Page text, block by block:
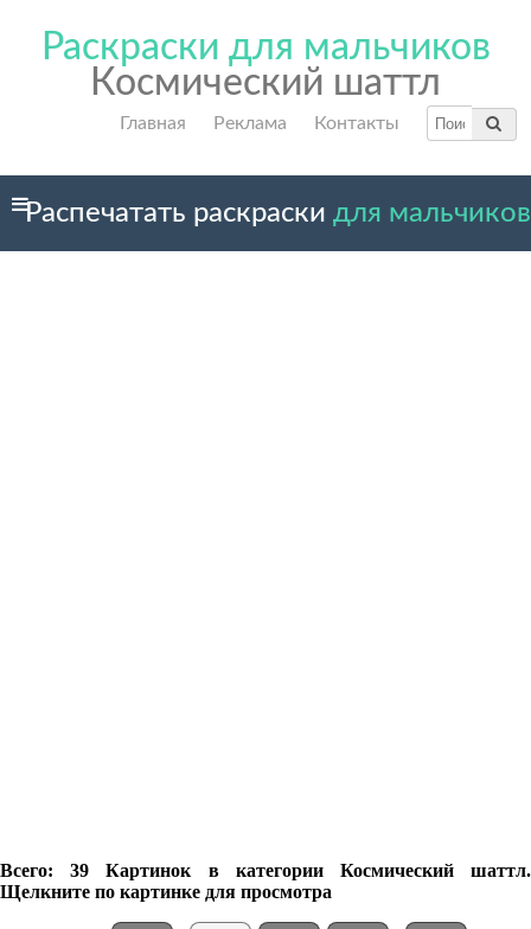
Раскраски для мальчиков
Космический шаттл
Главная Реклама Контакты
Распечатать раскраски для мальчиков
Всего: 39 Картинок в категории Космический шаттл.
Щелкните по картинке для просмотра